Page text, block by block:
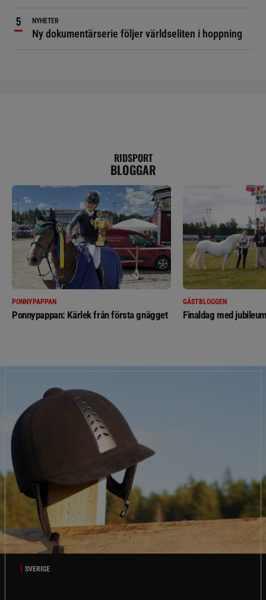
NYHETER
Ny dokumentärserie följer världseliten i hoppning
RIDSPORT
BLOGGAR
PONNYPAPPAN
Ponnypappan: Kärlek från första gnägget
GÄSTBLOGGEN
Finaldag med
SVERIGE